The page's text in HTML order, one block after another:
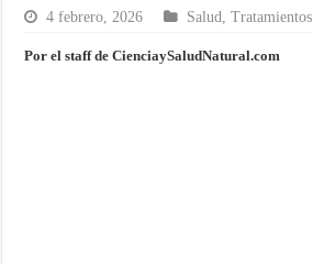
4 febrero, 2026 Salud ,Tratamientos
Por el staff de CienciaySaludNatural.com